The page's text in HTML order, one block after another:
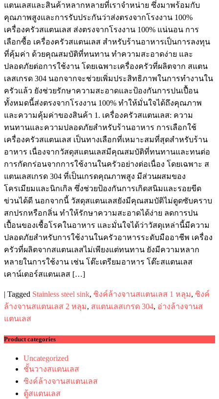
แตนเลสและสินค้าหลากหลายที่เราจำหน่าย ซึ่งมาพร้อมกับ
คุณภาพสูงและการรับประกันว่าส่งตรงจากโรงงาน 100%
เครื่องครัวสแตนเลส ส่งตรงจากโรงงาน 100% แน่นอน การ
เลือกซื้อ เครื่องครัวสแตนเลส สำหรับร้านอาหารเป็นการลงทุน
ที่คุ้มค่า ด้วยคุณสมบัติที่ทนทาน ทำความสะอาดง่าย และ
ปลอดภัยต่อการใช้งาน โดยเฉพาะเครื่องครัวที่ผลิตจาก สแตน
เลสเกรด 304 นอกจากจะช่วยเพิ่มประสิทธิภาพในการทำงานใน
ครัวแล้ว ยังช่วยรักษาความสะอาดและป้องกันการปนเปื้อน
ทั้งหมดนี้ส่งตรงจากโรงงาน 100% ทำให้มั่นใจได้ถึงคุณภาพ
และความคุ้มค่าของสินค้า 1. เครื่องครัวสแตนเลส: ความ
ทนทานและความปลอดภัยสำหรับร้านอาหาร การเลือกใช้
เครื่องครัวสแตนเลส เป็นทางเลือกที่เหมาะสมที่สุดสำหรับร้าน
อาหาร เนื่องจากวัสดุสแตนเลสมีคุณสมบัติที่ทนทานและทนต่อ
การกัดกร่อนจากการใช้งานในครัวอย่างต่อเนื่อง โดยเฉพาะ ส
แตนเลสเกรด 304 ที่เป็นเกรดคุณภาพสูง มีส่วนผสมของ
โครเมียมและนิกเกิล ซึ่งช่วยป้องกันการเกิดสนิมและรอยขีด
ข่วนได้ดี นอกจากนี้ วัสดุสแตนเลสยังมีคุณสมบัติไม่ดูดซับคราบ
สกปรกหรือกลิ่น ทำให้รักษาความสะอาดได้ง่าย ลดการปน
เปื้อนของเชื้อโรคในอาหาร และมั่นใจได้ว่าวัสดุเหล่านี้มีความ
ปลอดภัยสำหรับการใช้งานในครัวอาหารระดับมืออาชีพ เครื่อง
ครัวที่ผลิตจากสแตนเลสไม่เพียงแต่ทนทาน ยังมีความหลาก
หลายในการใช้งาน เช่น โต๊ะเตรียมอาหาร โต๊ะสแตนเลส
เคาน์เตอร์สแตนเลส […]
| Tagged Stainless steel sink, ซิงค์ล้างจานสแตนเลส 1 หลุม, ซิงค์
ล้างจานสแตนเลส 2 หลุม, สแตนเลสเกรด 304, อ่างล้างจานส
แตนเลส
Product categories
Uncategorized
ชั้นวางสแตนเลส
ซิงค์ล้างจานสแตนเลส
ตู้สแตนเลส